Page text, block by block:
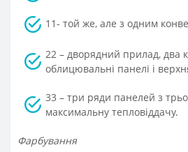
11- той же, але з одним
22 – дворядний прилад, два
облицювальні панелі і
33 – три ряди панелей з
максимальну тепловіддачу.
Фарбування